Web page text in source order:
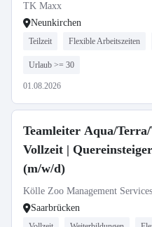
TK Maxx
Neunkirchen
Teilzeit Flexible Arbeitszeiten
Urlaub >= 30
01.08.2026
Teamleiter Aqua/
Vollzeit |
(m/w/d)
Kölle Zoo Management Services
Saarbrücken